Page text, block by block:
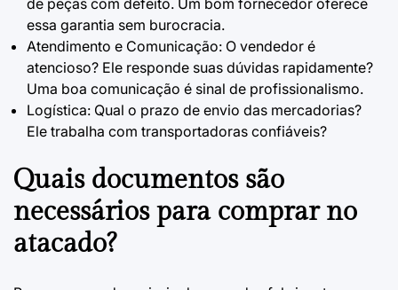
de peças com defeito. Um bom fornecedor oferece
essa garantia sem burocracia.
Atendimento e Comunicação: O vendedor é
atencioso? Ele responde suas dúvidas rapidamente?
Uma boa comunicação é sinal de profissionalismo.
Logística: Qual o prazo de envio das mercadorias?
Ele trabalha com transportadoras confiáveis?
Quais documentos são
necessários para comprar no
atacado?